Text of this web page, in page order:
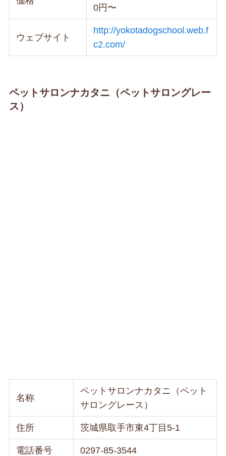
0円〜
ウェブサイト
http://yokotadogschool.web.f
c2.com/
ペットサロンナカタニ（ペットサロングレー
ス）
名称
ペットサロンナカタニ（ペット
サロングレース）
住所 茨城県取手市東4丁目5-1
電話番号 0297-85-3544